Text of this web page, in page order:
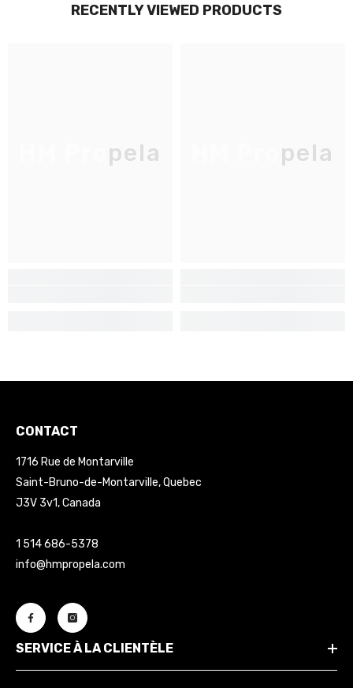
RECENTLY VIEWED PRODUCTS
HM Propela HM Propela
CONTACT
1716 Rue de Montarville
Saint-Bruno-de-Montarville, Quebec
J3V 3v1, Canada
1 514 686-5378
info@hmpropela.com
SERVICE À LA CLIENTÈLE